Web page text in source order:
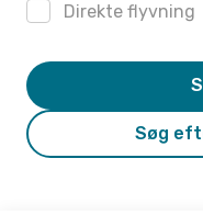
Direkte flyvning
Søg